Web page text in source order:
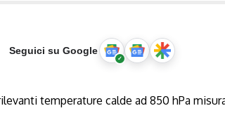
Seguici su Google